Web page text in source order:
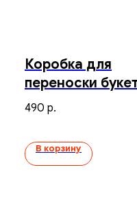
Коробка для
переноски
490 р.
В корзину